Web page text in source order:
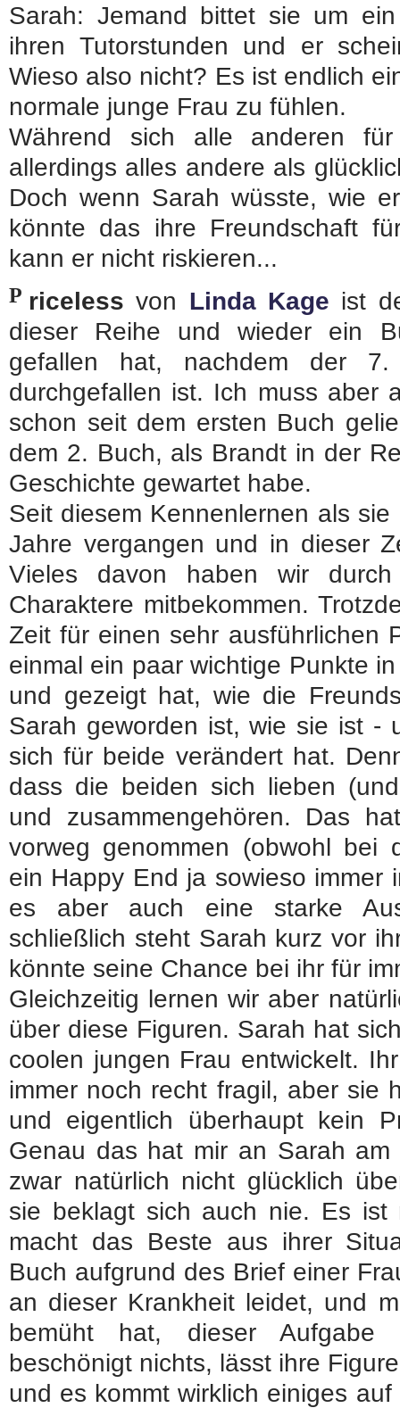
Sarah: Jemand bittet sie um
ihren Tutorstunden und er
Wieso also nicht? Es ist endlich
normale junge Frau zu fühlen.
Während sich alle anderen
allerdings alles andere als
Doch wenn Sarah wüsste, wie
könnte das ihre Freundschaft
kann er nicht riskieren...
P riceless von Linda Kage ist
dieser Reihe und wieder ein
gefallen hat, nachdem der
durchgefallen ist. Ich muss aber
schon seit dem ersten Buch
dem 2. Buch, als Brandt in der
Geschichte gewartet habe.
Seit diesem Kennenlernen als
Jahre vergangen und in dieser
Vieles davon haben wir
Charaktere mitbekommen.
Zeit für einen sehr ausführlichen
einmal ein paar wichtige Punkte
und gezeigt hat, wie die
Sarah geworden ist, wie sie ist -
sich für beide verändert hat.
dass die beiden sich lieben
und zusammengehören. Das
vorweg genommen (obwohl bei
ein Happy End ja sowieso immer
es aber auch eine starke
schließlich steht Sarah kurz vor
könnte seine Chance bei ihr für
Gleichzeitig lernen wir aber
über diese Figuren. Sarah hat
coolen jungen Frau entwickelt.
immer noch recht fragil, aber sie
und eigentlich überhaupt kein
Genau das hat mir an Sarah
zwar natürlich nicht glücklich
sie beklagt sich auch nie. Es
macht das Beste aus ihrer
Buch aufgrund des Brief einer
an dieser Krankheit leidet, und
bemüht hat, dieser
beschönigt nichts, lässt ihre
und es kommt wirklich einiges